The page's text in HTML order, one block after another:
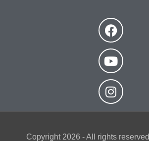
Copyright 2026 - All rights